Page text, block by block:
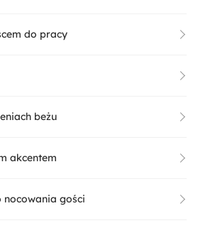
do pracy
beżu
akcentem
nocowania gości